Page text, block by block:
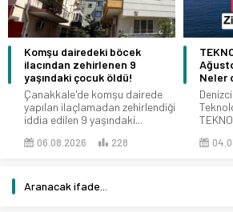
Komşu dairedeki böcek
ilacından zehirlenen 9
yaşındaki çocuk öldü!
Çanakkale'de komşu dairede
yapılan ilaçlamadan zehirlendiği
iddia edilen 9 yaşındaki...
06.08.2026 228
Neler